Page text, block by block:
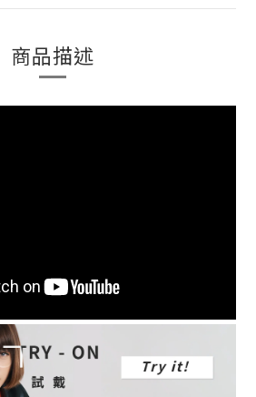
商品描述